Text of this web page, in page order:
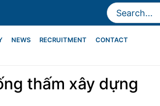
Search
for:
NEWS RECRUITMENT
CONTACT
thấm xây dựng